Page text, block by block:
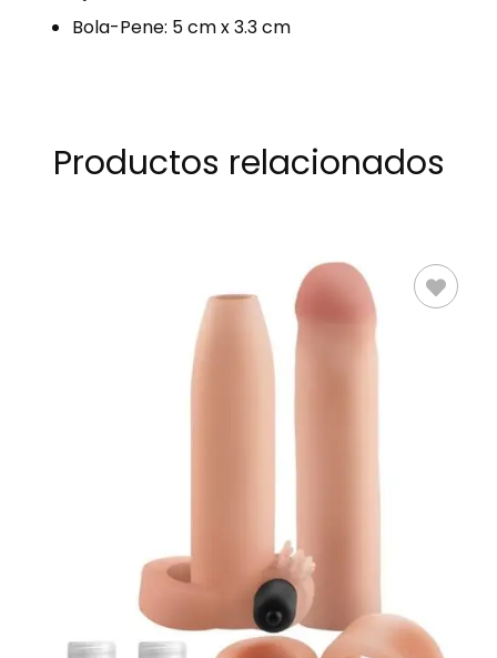
Bola-Pene: 5 cm x 3.3 cm
Productos relacionados